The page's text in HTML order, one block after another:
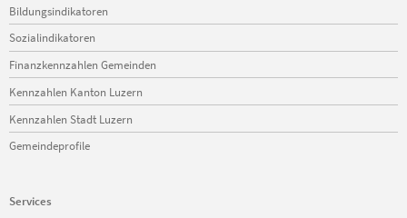
Bildungsindikatoren
Sozialindikatoren
Finanzkennzahlen Gemeinden
Kennzahlen Kanton Luzern
Kennzahlen Stadt Luzern
Gemeindeprofile
Services